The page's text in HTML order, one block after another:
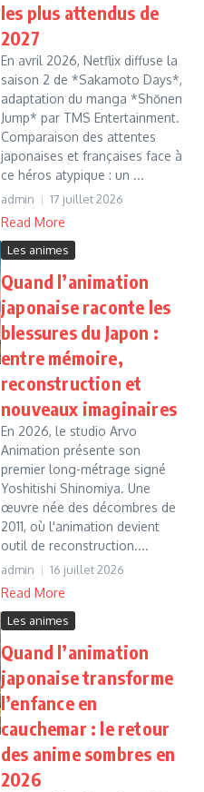
les plus attendus de
2027
En avril 2026, Netflix diffuse la
saison 2 de *Sakamoto Days*,
adaptation du manga *Shōnen
Jump* par TMS Entertainment.
Comparaison des attentes
japonaises et françaises face à
ce héros atypique : un ...
admin 17 juillet 2026
Read More
Les animes
Quand l’animation
japonaise raconte les
blessures du Japon :
entre mémoire,
reconstruction et
nouveaux imaginaires
En 2026, le studio Arvo
Animation présente son
premier long-métrage signé
Yoshitishi Shinomiya. Une
œuvre née des décombres de
2011, où l'animation devient
outil de reconstruction....
admin 16 juillet 2026
Read More
Les animes
Quand l’animation
japonaise transforme
l’enfance en
cauchemar : le retour
des anime sombres en
2026